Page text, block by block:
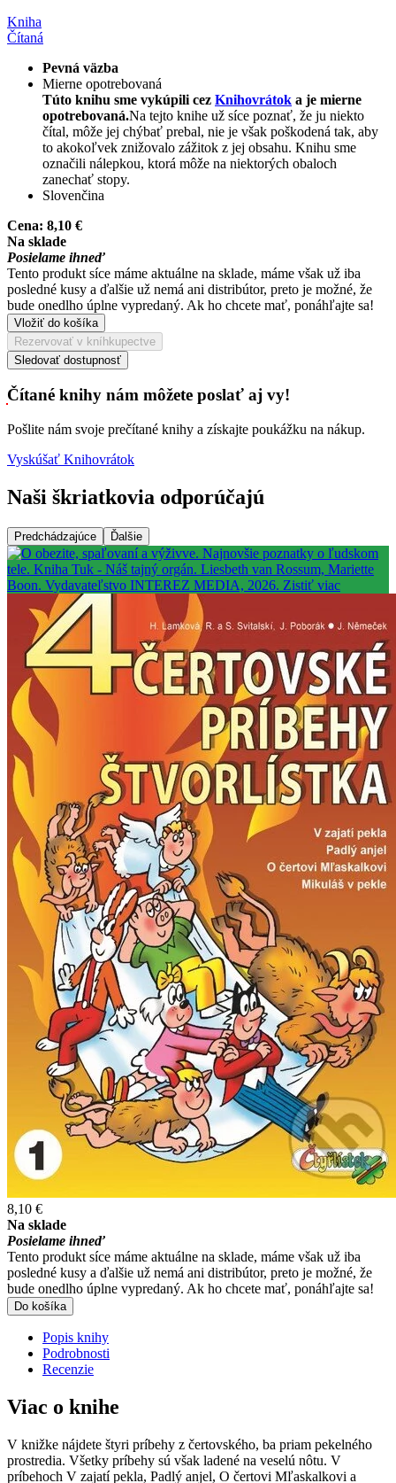
Kniha
Čítaná
Pevná väzba
Mierne opotrebovaná
Túto knihu sme vykúpili cez Knihovrátok a je mierne
opotrebovaná.Na tejto knihe už síce poznať, že ju niekto
čítal, môže jej chýbať prebal, nie je však poškodená tak, aby
to akokoľvek znižovalo zážitok z jej obsahu. Knihu sme
označili nálepkou, ktorá môže na niektorých obaloch
zanechať stopy.
Slovenčina
Cena: 8,10 €
Na sklade
Posielame ihneď
Tento produkt síce máme aktuálne na sklade, máme však už iba
posledné kusy a ďalšie už nemá ani distribútor, preto je možné, že
bude onedlho úplne vypredaný. Ak ho chcete mať, ponáhľajte sa!
Vložiť do košíka
Rezervovať v kníhkupectve
Sledovať dostupnosť
Čítané knihy nám môžete poslať aj vy!
Pošlite nám svoje prečítané knihy a získajte poukážku na nákup.
Vyskúšať Knihovrátok
Naši škriatkovia odporúčajú
Predchádzajúce Ďalšie
8,10 €
Na sklade
Posielame ihneď
Tento produkt síce máme aktuálne na sklade, máme však už iba
posledné kusy a ďalšie už nemá ani distribútor, preto je možné, že
bude onedlho úplne vypredaný. Ak ho chcete mať, ponáhľajte sa!
Do košíka
Popis knihy
Podrobnosti
Recenzie
Viac o knihe
V knižke nájdete štyri príbehy z čertovského, ba priam pekelného
prostredia. Všetky príbehy sú však ladené na veselú nôtu. V
príbehoch V zajatí pekla, Padlý anjel, O čertovi Mľaskalkovi a